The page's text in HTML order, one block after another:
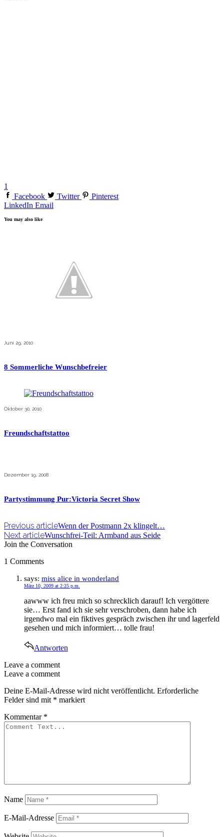
1
Facebook
Twitter
Pinterest
LinkedIn Email
You may also like
Juni 29, 2010
8 Sommerliche Wunschbefreier
Oktober 30, 2010
Freundschaftstattoo
Dezember 19, 2008
Partystimmung Pur:Victoria Secret Show
Previous articleWenn der Postmann 2x klingelt…
Next articleWunschfrei-Teil: Armband aus Seide
Join the Conversation
1 Comments
says: miss alice in wonderland
März 10, 2009 at 2:25 p.m.
aawww ich freu mich so schrecklich darauf! Ich vergöttere
sie… Erst fand ich sie sehr verschroben, dann habe ich
irgendwo mal ein fiktives gespräch zwischen ihr und lagerfeld
gesehen und mich informiert… tolle frau!
Antworten
Leave a comment
Leave a comment
Deine E-Mail-Adresse wird nicht veröffentlicht. Erforderliche
Felder sind mit * markiert
Kommentar *
Name
E-Mail-Adresse